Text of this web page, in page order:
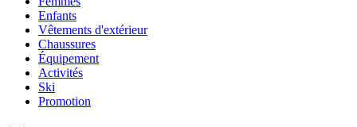
Enfants
Vêtements d'extérieur
Chaussures
Équipement
Activités
Ski
Promotion